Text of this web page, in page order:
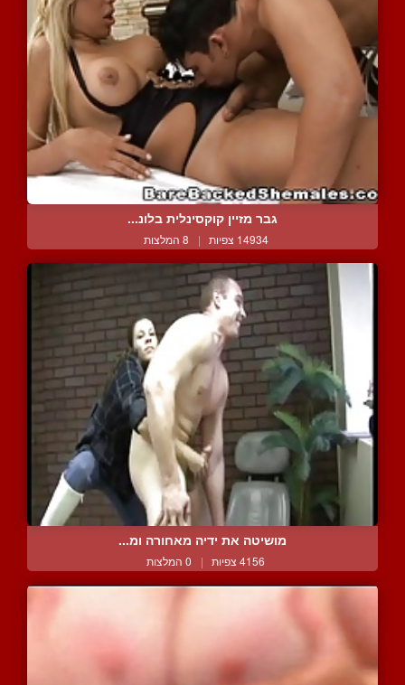
גבר מזיין קוקסינלית בלונ...
14934 צפיות | 8 המלצות
מושיטה את ידיה מאחורה ומ...
4156 צפיות | 0 המלצות